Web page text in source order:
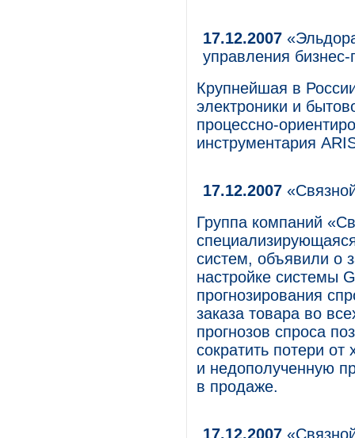
17.12.2007
управления
Крупнейшая в
электроники и
процессно-
инструментария
17.12.2007
Группа компаний
систем, объявили о
настройке системы
прогнозирования
заказа товара во
прогнозов спроса
сократить потери
и недополученную
в продаже.
17.12.2007